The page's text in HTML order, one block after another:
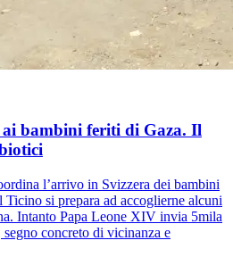
bambini feriti di Gaza. Il
l’arrivo in Svizzera dei bambini
si prepara ad accoglierne alcuni
Intanto Papa Leone XIV invia 5mila
concreto di vicinanza e